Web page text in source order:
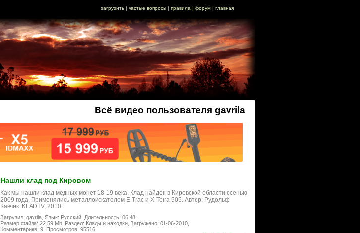
загрузить| частые вопросы| правила | форум| главная
Всё видео пользователя gavrila
Нашли клад под Кировом
Как мы нашли клад медных монет 18-19 века. Клад найден в Кировской области осенью
2009 года. Применялись металлоискателем E-Trac и X-Terra 505. Автор: Рудольф
Кавчик. KLADTV, 2010.
Загрузил: gavrila, Язык: Русский, Длительность: 06:48,
Размер файла: 22.59 Mb, Раздел: Клады и находки, Загружено: 01-06-2010,
Комментариев: 9, Просмотров: 95516